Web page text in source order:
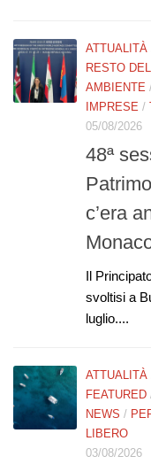
ATTUALITÀ
RESTO
AMBIENTE
IMPRESE /
05/08/2026
48ª
c’era
Il
svoltisi a
luglio....
ATTUALITÀ
FEATURED
NEWS /
LIBERO
03/08/2026